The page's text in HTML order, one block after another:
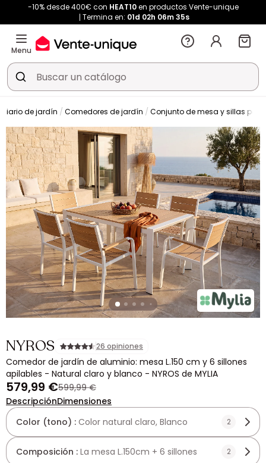
-10% desde 400€ con HEAT10en productos Vente-unique
Termina en: 01d 02h 06m 34s
Menu
de jardín Comedores de jardín Conjunto de mesa y sillas
NYROS 26 opiniones
Comedor de jardín de aluminio: mesa L.150 cm y 6 sillones
apilables - Natural claro y blanco - NYROS de MYLIA
579,99 €599,99 €
DescripciónDimensiones
Color (tono) : Color natural claro, Blanco 2
Composición : La mesa L.150cm + 6 sillones 2